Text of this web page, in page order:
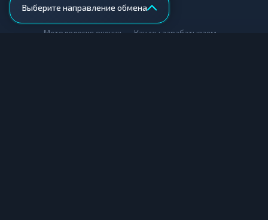
Выберите направление обмена
AML-проверка
Методология оценки Как мы зарабатываем